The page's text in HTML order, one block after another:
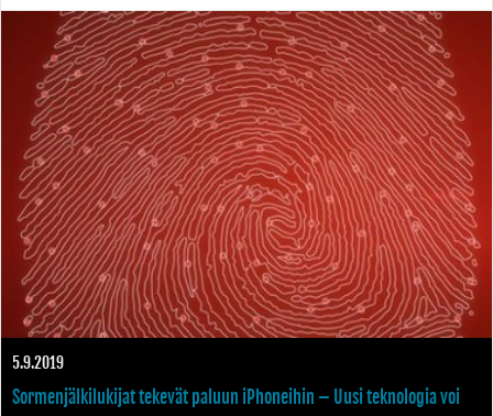
5.9.2019
Sormenjälkilukijat tekevät paluun iPhoneihin – Uusi teknologia voi